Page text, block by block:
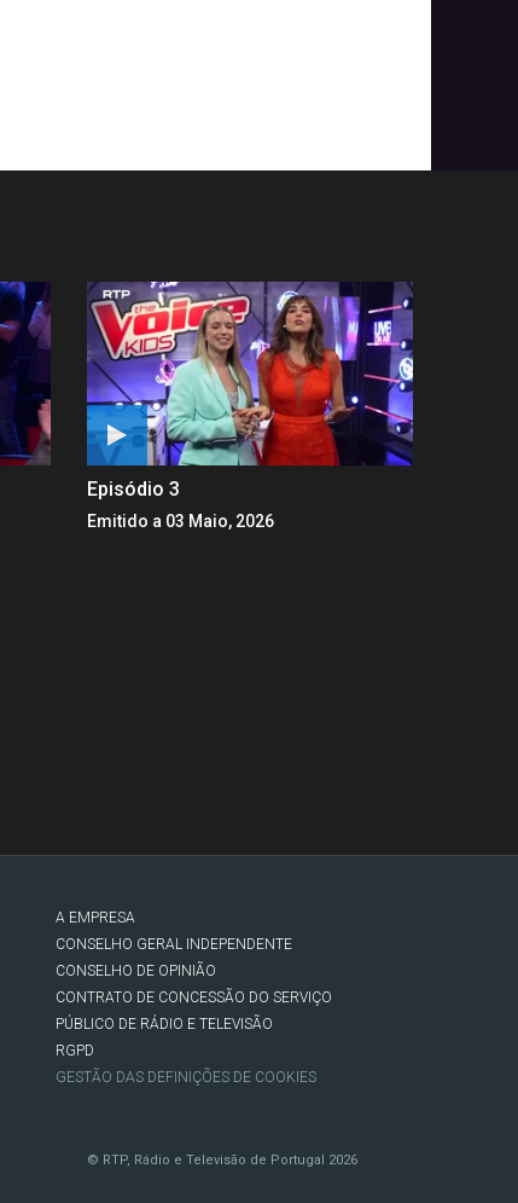
Episódio 3
Emitido a 03 Maio, 2026
A EMPRESA
CONSELHO GERAL INDEPENDENTE
CONSELHO DE OPINIÃO
CONTRATO DE CONCESSÃO DO SERVIÇO
PÚBLICO DE RÁDIO E TELEVISÃO
RGPD
GESTÃO DAS DEFINIÇÕES DE COOKIES
© RTP, Rádio e Televisão de Portugal 2026